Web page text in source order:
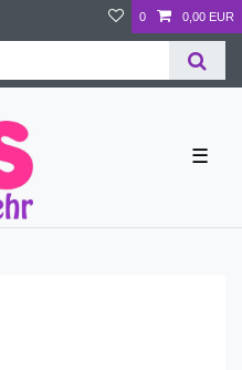
0 0,00 EUR
☰